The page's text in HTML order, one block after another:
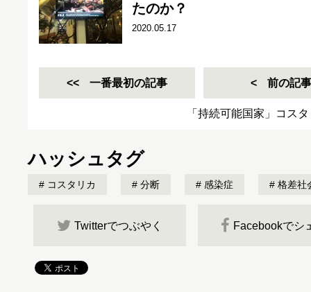
たのか？
2020.05.17
一番最初の記事 前の記事
「持続可能国家」コス
ハッシュタグ
コスタリカ 分断 感染症 格差社
Twitterでつぶやく Facebookでシ